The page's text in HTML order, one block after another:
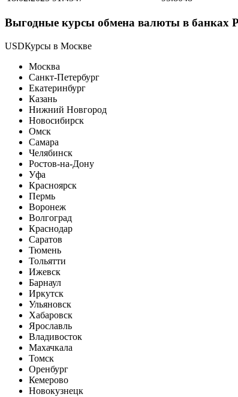
Выгодные курсы обмена валюты в банках
USDКурсы в Москве
Москва
Санкт-Петербург
Екатеринбург
Казань
Нижний Новгород
Новосибирск
Омск
Самара
Челябинск
Ростов-на-Дону
Уфа
Красноярск
Пермь
Воронеж
Волгоград
Краснодар
Саратов
Тюмень
Тольятти
Ижевск
Барнаул
Иркутск
Ульяновск
Хабаровск
Ярославль
Владивосток
Махачкала
Томск
Оренбург
Кемерово
Новокузнецк